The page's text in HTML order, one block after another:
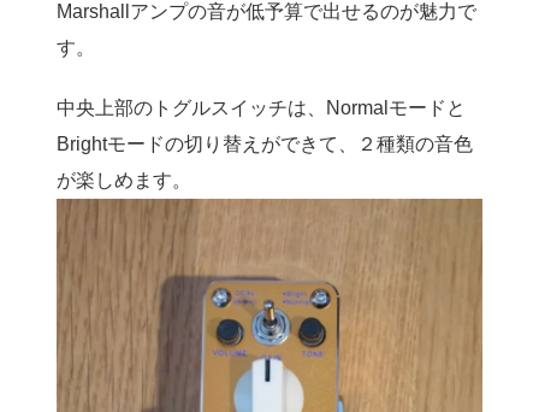
Marshallアンプの音が低予算で出せるのが魅力で
す。
中央上部のトグルスイッチは、Normalモードと
Brightモードの切り替えができて、２種類の音色
が楽しめます。